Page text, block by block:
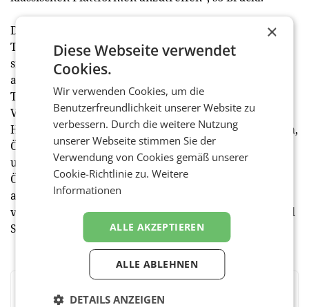
Der Kongress am 2. Mai 2023 war ein gelungener
Treffpunkt für die österreichische Sportbranche, die
sich über aktuelle Trends und Entwicklungen
austauschen konnte. Ein Auszug aus der
Teilnehmerliste bestätigt den Stellenwert der
Veranstaltung. Zu den Vertretern von SK Rapid Wien,
Handball Ligen Austria, win2day Basketball Superliga,
ÖTTV, Sky Österreich, Hewlett Packard Enterprise
und viele mehr gesellt sich das Who is Who der
Österreichischen Sportbranche. Auch die Sponsoren
als wichtige Förderer des Sports waren zahlreich
vertreten, wie: Uniqa, Magenta Telekom, Kia, Admiral
Sportwetten, Hervis und viele mehr.
BEWERTEN SIE DIESEN ARTIKEL
×
Diese Webseite verwendet
Cookies.
Wir verwenden Cookies, um die
Benutzerfreundlichkeit unserer Website zu
verbessern. Durch die weitere Nutzung
unserer Webseite stimmen Sie der
Verwendung von Cookies gemäß unserer
Cookie-Richtlinie zu.Weitere
Informationen
ALLE AKZEPTIEREN
ALLE ABLEHNEN
DETAILS ANZEIGEN